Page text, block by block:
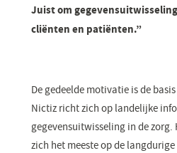
Juist om
cliënten en patiënten.”
De gedeelde motivatie is de
Nictiz richt zich op landelijke
gegevensuitwisseling in de
zich het meeste op de